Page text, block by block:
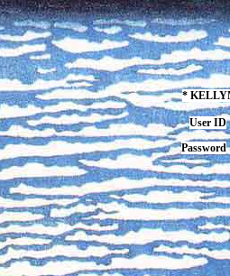
*
User ID
Password